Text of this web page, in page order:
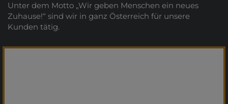
Unter dem Motto „Wir geben Menschen ein neues
Zuhause!“ sind wir in ganz Österreich für unsere
Kunden tätig.